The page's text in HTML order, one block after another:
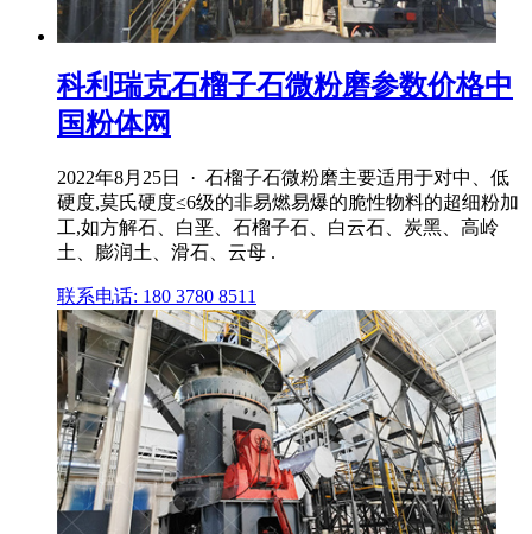
科利瑞克石榴子石微粉磨参数价格中
国粉体网
2022年8月25日 · 石榴子石微粉磨主要适用于对中、低
硬度,莫氏硬度≤6级的非易燃易爆的脆性物料的超细粉加
工,如方解石、白垩、石榴子石、白云石、炭黑、高岭
土、膨润土、滑石、云母 .
联系电话: 180 3780 8511